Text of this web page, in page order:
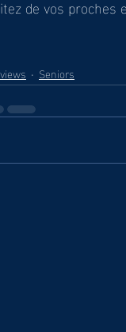
de vos proches
Seniors